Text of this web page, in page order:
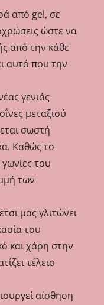
από gel, σε
ώστε να
από την κάθε
αυτό που την
γενιάς
μεταξιού
σωστή
Καθώς το
του
των
μας γλιτώνει
του
και χάρη στην
τέλειο
αίσθηση